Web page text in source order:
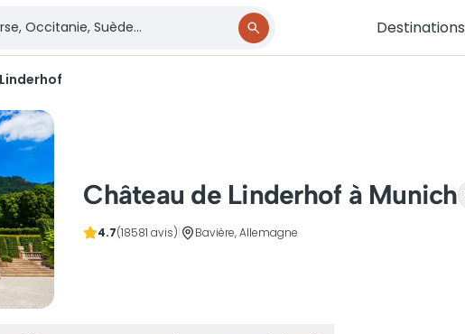
Destinations
Château de Linderhof à Munich
4.7(18581 avis) Bavière, Allemagne